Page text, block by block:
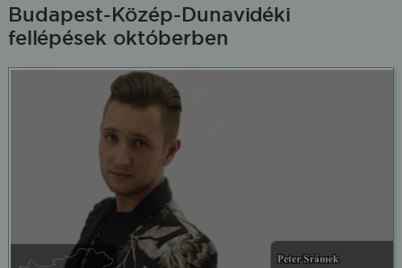
Budapest-Közép-Dunavidéki
fellépések októberben